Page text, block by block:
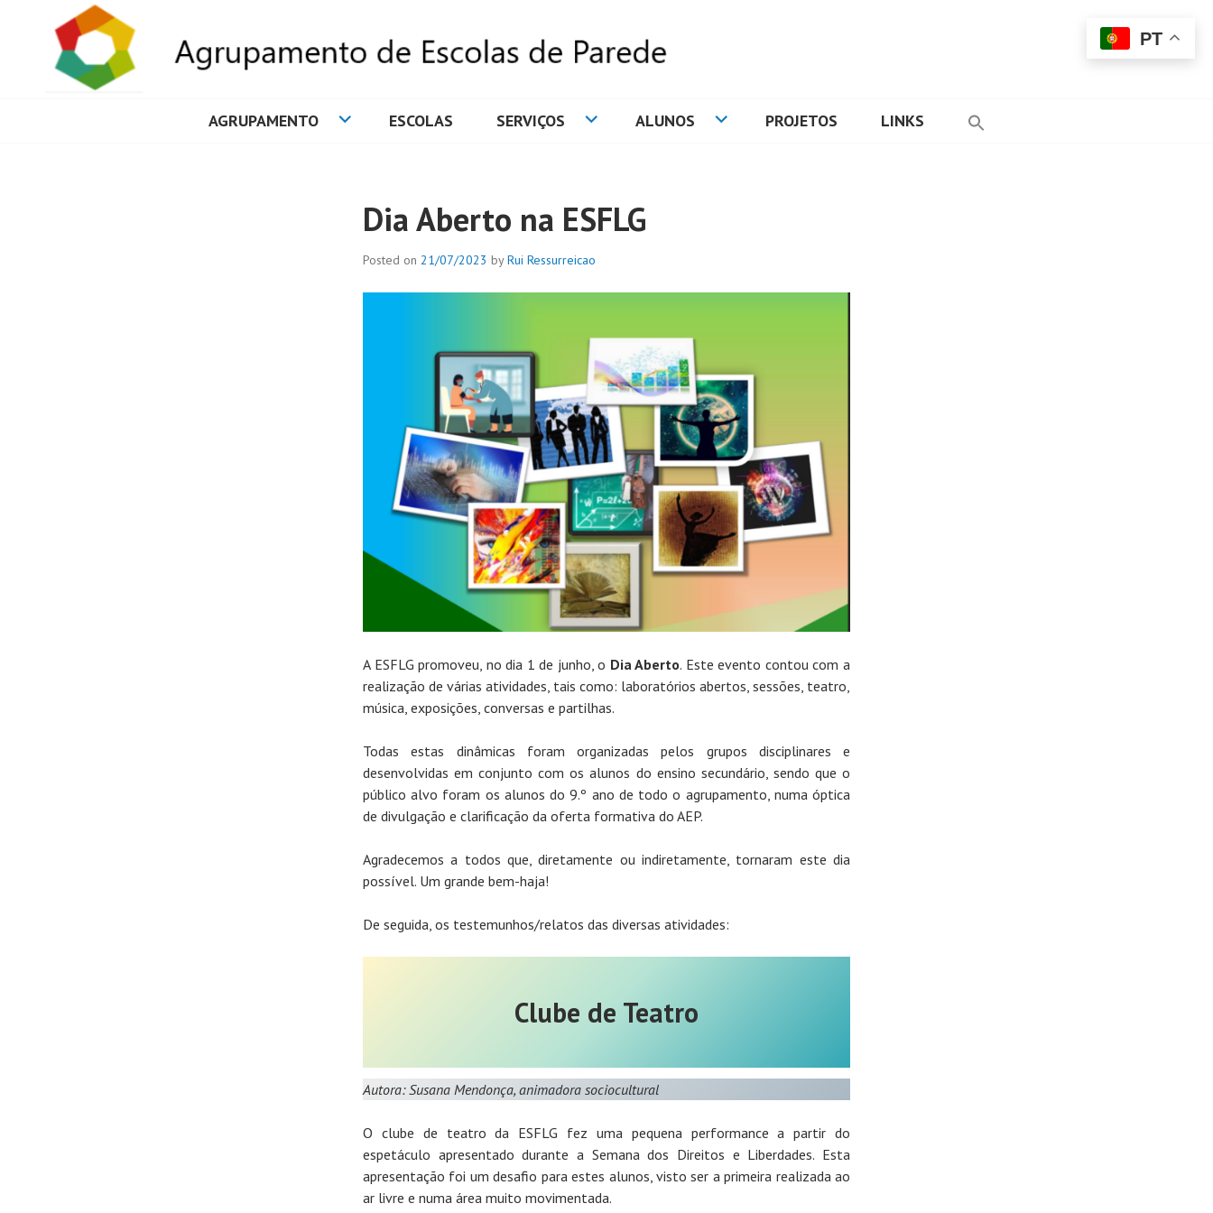
AGRUPAMENTO ESCOLAS SERVIÇOS ALUNOS PROJETOS LINKS
Dia Aberto na ESFLG
Posted on 21/07/2023 byRui Ressurreicao
A ESFLG promoveu, no dia 1 de junho, o Dia Aberto. Este evento contou com a
realização de várias atividades, tais como: laboratórios abertos, sessões, teatro,
música, exposições, conversas e partilhas.
Todas estas dinâmicas foram organizadas pelos grupos disciplinares e
desenvolvidas em conjunto com os alunos do ensino secundário, sendo que o
público alvo foram os alunos do 9.º ano de todo o agrupamento, numa óptica
de divulgação e clarificação da oferta formativa do AEP.
Agradecemos a todos que, diretamente ou indiretamente, tornaram este dia
possível. Um grande bem-haja!
De seguida, os testemunhos/relatos das diversas atividades:
Clube de Teatro
Autora: Susana Mendonça, animadora sociocultural
O clube de teatro da ESFLG fez uma pequena performance a partir do
espetáculo apresentado durante a Semana dos Direitos e Liberdades. Esta
apresentação foi um desafio para estes alunos, visto ser a primeira realizada ao
ar livre e numa área muito movimentada.
PT